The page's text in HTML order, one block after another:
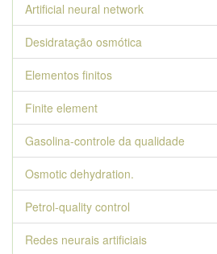
Artificial neural network
Desidratação osmótica
Elementos finitos
Finite element
Gasolina-controle da qualidade
Osmotic dehydration.
Petrol-quality control
Redes neurais artificiais